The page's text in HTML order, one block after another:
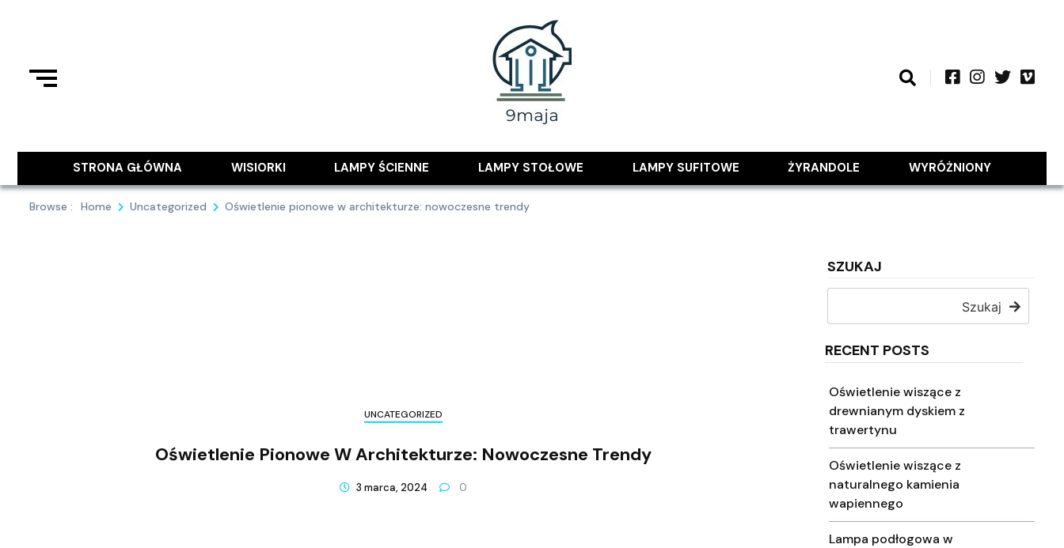
9MAJA
STRONA GŁÓWNA
WISIORKI LAMPY ŚCIENNE LAMPY STOŁOWE LAMPY SUFITOWE ŻYRANDOLE WYRÓŻNIONY
Browse : Home Uncategorized Oświetlenie pionowe w architekturze: nowoczesne trendy
SZUKAJ
Szukaj
RECENT POSTS
Oświetlenie wiszące z
drewnianym dyskiem z
trawertynu
Oświetlenie wiszące z
naturalnego kamienia
wapiennego
Lampa podłogowa w
UNCATEGORIZED
Oświetlenie Pionowe W Architekturze: Nowoczesne Trendy
3 marca, 2024 0